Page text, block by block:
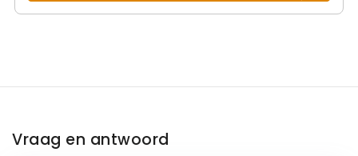
Vraag en antwoord